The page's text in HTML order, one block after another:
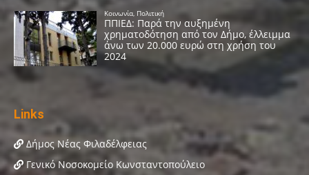
Links
Δήμος Νέας Φιλαδέλφειας
Γενικό Νοσοκομείο Κωνσταντοπούλειο